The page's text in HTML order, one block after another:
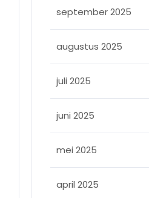
september 2025
augustus 2025
juli 2025
juni 2025
mei 2025
april 2025